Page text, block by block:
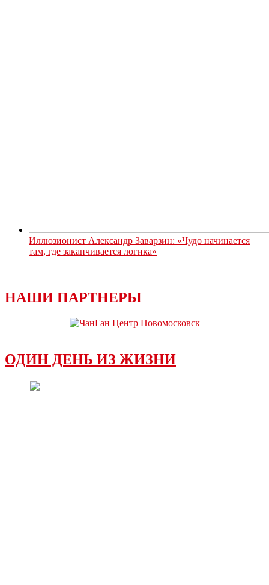
Иллюзионист Александр Заварзин: «Чудо начинается
там, где заканчивается логика»
НАШИ ПАРТНЕРЫ
ОДИН ДЕНЬ ИЗ ЖИЗНИ